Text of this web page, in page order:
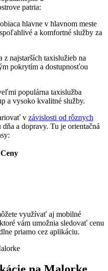
patria:
hlavne v hlavnom meste
a komfortné služby za
z najstarších taxislužieb na
pokrytím a dostupnosťou
populárna taxislužba
a vysoko kvalitné služby.
v závislosti od rôznych
a dopravy. Tu je orientačná
využívať aj mobilné
vám umožnia sledovať cenu
priamo cez aplikáciu.